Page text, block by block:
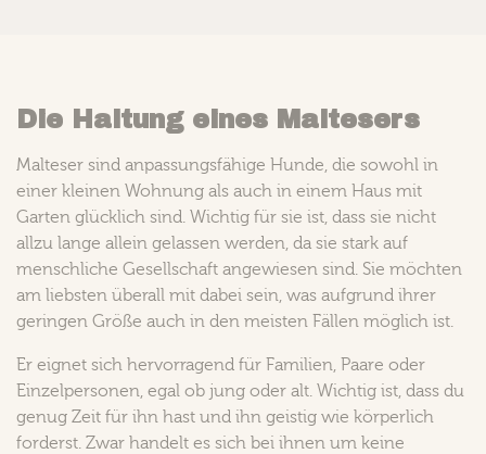
Die Haltung eines Maltesers
Malteser sind anpassungsfähige Hunde, die sowohl in
einer kleinen Wohnung als auch in einem Haus mit
Garten glücklich sind. Wichtig für sie ist, dass sie nicht
allzu lange allein gelassen werden, da sie stark auf
menschliche Gesellschaft angewiesen sind. Sie möchten
am liebsten überall mit dabei sein, was aufgrund ihrer
geringen Größe auch in den meisten Fällen möglich ist.
Er eignet sich hervorragend für Familien, Paare oder
Einzelpersonen, egal ob jung oder alt. Wichtig ist, dass du
genug Zeit für ihn hast und ihn geistig wie körperlich
forderst. Zwar handelt es sich bei ihnen um keine